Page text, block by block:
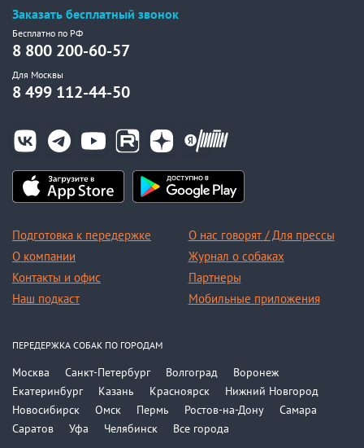
Заказать бесплатный звонок
Бесплатно по РФ
8 800 200-60-57
Для Москвы
8 499 112-44-50
Подготовка к передержке
О компании
Контакты и офис
Наш подкаст
О нас говорят / Для прессы
Журнал о собаках
Партнеры
Мобильные приложения
ПЕРЕДЕРЖКА СОБАК ПО ГОРОДАМ
Москва Санкт-Петербург Волгоград
Воронеж
Екатеринбург
Казань Красноярск
Нижний Новгород
Новосибирск
Омск Пермь Ростов-на-Дону
Самара
Саратов
Уфа Челябинск Все города